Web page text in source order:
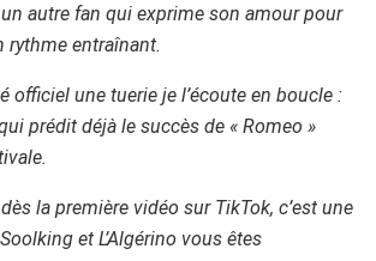
autre fan qui exprime son amour pour
rythme entraînant.
officiel une tuerie je l’écoute en boucle :
prédit déjà le succès de « Romeo »
la première vidéo sur TikTok, c’est une
et L’Algérino vous êtes